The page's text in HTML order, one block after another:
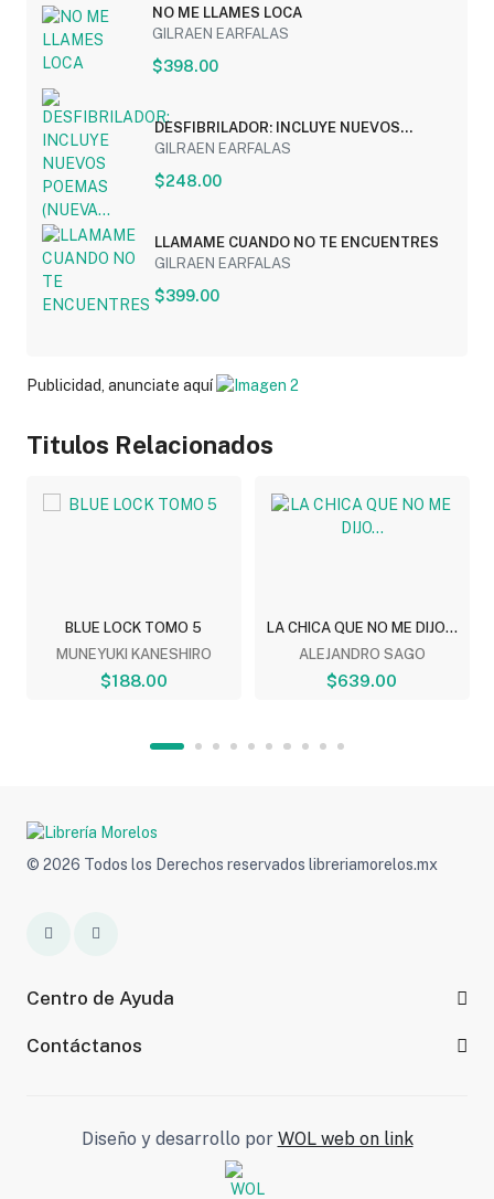
NO ME LLAMES LOCA
GILRAEN EARFALAS
$398.00
DESFIBRILADOR: INCLUYE NUEVOS
POEMAS (NUEVA...
GILRAEN EARFALAS
$248.00
LLAMAME CUANDO NO TE ENCUENTRES
GILRAEN EARFALAS
$399.00
Publicidad, anunciate aquí
Titulos Relacionados
BLUE LOCK TOMO 5
MUNEYUKI KANESHIRO
$188.00
LA CHICA QUE NO ME DIJO...
ALEJANDRO SAGO
$639.00
© 2026 Todos los Derechos reservados libreriamorelos.mx
Centro de Ayuda
Contáctanos
Diseño y desarrollo por WOL web on link